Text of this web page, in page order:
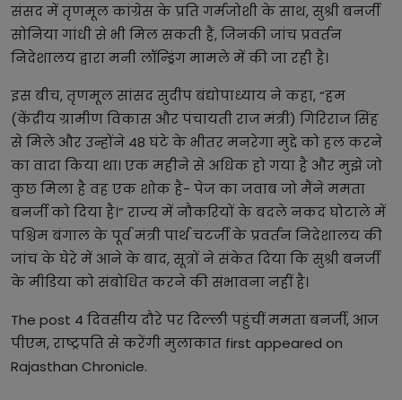
संसद में तृणमूल कांग्रेस के प्रति गर्मजोशी के साथ, सुश्री बनर्जी
सोनिया गांधी से भी मिल सकती हैं, जिनकी जांच प्रवर्तन
निदेशालय द्वारा मनी लॉन्ड्रिंग मामले में की जा रही है।
इस बीच, तृणमूल सांसद सुदीप बंद्योपाध्याय ने कहा, “हम
(केंद्रीय ग्रामीण विकास और पंचायती राज मंत्री) गिरिराज सिंह
से मिले और उन्होंने 48 घंटे के भीतर मनरेगा मुद्दे को हल करने
का वादा किया था। एक महीने से अधिक हो गया है और मुझे जो
कुछ मिला है वह एक शोक है- पेज का जवाब जो मैंने ममता
बनर्जी को दिया है।” राज्य में नौकरियों के बदले नकद घोटाले में
पश्चिम बंगाल के पूर्व मंत्री पार्थ चटर्जी के प्रवर्तन निदेशालय की
जांच के घेरे में आने के बाद, सूत्रों ने संकेत दिया कि सुश्री बनर्जी
के मीडिया को संबोधित करने की संभावना नहीं है।
The post 4 दिवसीय दौरे पर दिल्ली पहुंचीं ममता बनर्जी, आज
पीएम, राष्ट्रपति से करेंगी मुलाकात first appeared on
Rajasthan Chronicle.